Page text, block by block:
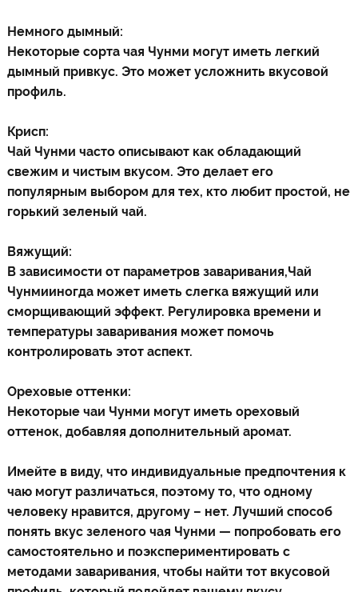
Немного дымный:
Некоторые сорта чая Чунми могут иметь легкий
дымный привкус. Это может усложнить вкусовой
профиль.
Крисп:
Чай Чунми часто описывают как обладающий
свежим и чистым вкусом. Это делает его
популярным выбором для тех, кто любит простой, не
горький зеленый чай.
Вяжущий:
В зависимости от параметров заваривания,Чай
Чунмииногда может иметь слегка вяжущий или
сморщивающий эффект. Регулировка времени и
температуры заваривания может помочь
контролировать этот аспект.
Ореховые оттенки:
Некоторые чаи Чунми могут иметь ореховый
оттенок, добавляя дополнительный аромат.
Имейте в виду, что индивидуальные предпочтения к
чаю могут различаться, поэтому то, что одному
человеку нравится, другому – нет. Лучший способ
понять вкус зеленого чая Чунми — попробовать его
самостоятельно и поэкспериментировать с
методами заваривания, чтобы найти тот вкусовой